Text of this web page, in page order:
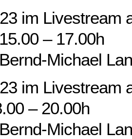
im Livestream
– 17.00h
Michael
im Livestream
– 20.00h
Michael